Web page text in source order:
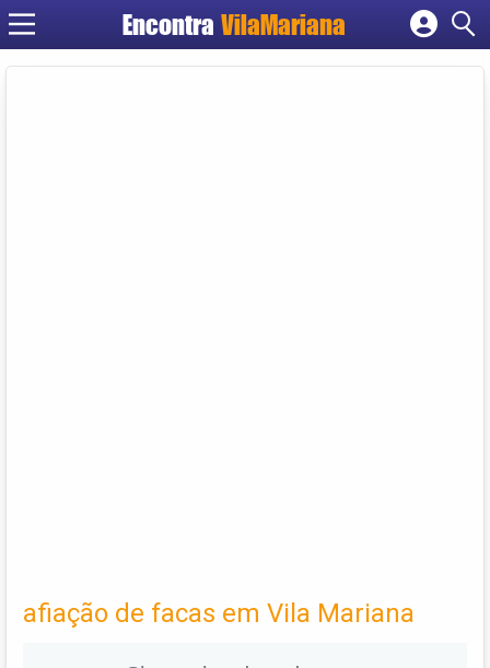
EncontraVilaMariana
Cadastrar empresa
afiação de facas em Vila Mariana